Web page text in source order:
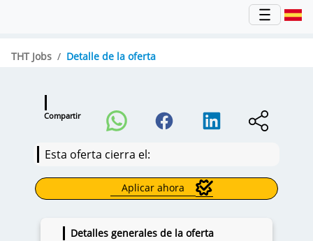
THT Jobs Detalle de la oferta
Compartir
Esta oferta cierra el:
Aplicar ahora
Detalles generales de la oferta